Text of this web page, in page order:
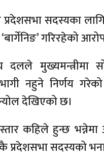
सदस्यका लागि
गरिरहेको
मुख्यमन्त्रीमा
नहुने निर्णय
देखिएको छ।
कहिले हुन्छ
प्रदेशसभा सदस्यको